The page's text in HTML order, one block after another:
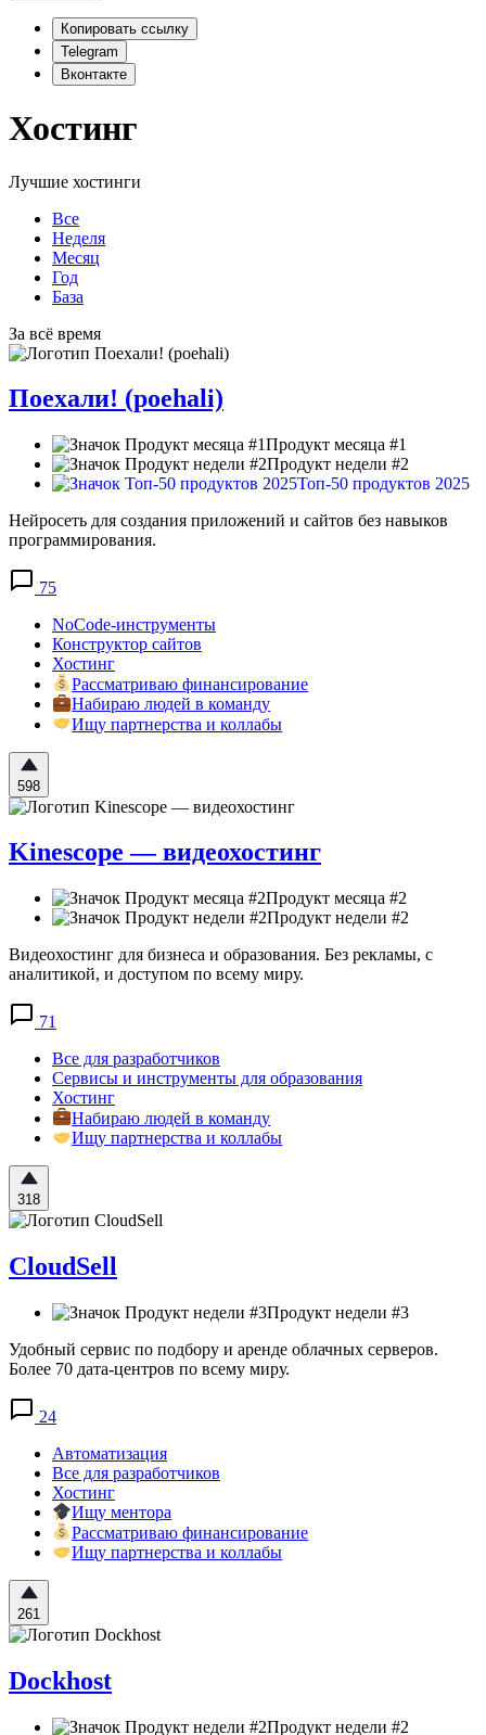
Копировать ссылку
Telegram
Вконтакте
Хостинг
Лучшие хостинги
Все
Неделя
Месяц
Год
База
За всё время
Поехали! (poehali)
Продукт месяца #1
Продукт недели #2
Топ-50 продуктов 2025
Нейросеть для создания приложений и сайтов без навыков
программирования.
75
NoCode-инструменты
Конструктор сайтов
Хостинг
Рассматриваю финансирование
Набираю людей в команду
Ищу партнерства и коллабы
598
Kinescope — видеохостинг
Продукт месяца #2
Продукт недели #2
Видеохостинг для бизнеса и образования. Без рекламы, с
аналитикой, и доступом по всему миру.
71
Все для разработчиков
Сервисы и инструменты для образования
Хостинг
Набираю людей в команду
Ищу партнерства и коллабы
318
CloudSell
Продукт недели #3
Удобный сервис по подбору и аренде облачных серверов.
Более 70 дата-центров по всему миру.
24
Автоматизация
Все для разработчиков
Хостинг
Ищу ментора
Рассматриваю финансирование
Ищу партнерства и коллабы
261
Dockhost
Продукт недели #2